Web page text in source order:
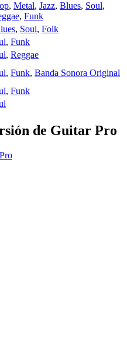
, Metal, Jazz, Blues, Soul,
, Funk
, Soul, Folk
, Funk
, Reggae
, Funk, Banda Sonora Original
, Funk
de Guitar Pro